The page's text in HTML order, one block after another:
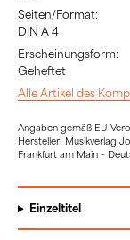
Seiten/Format:
DIN A 4
Erscheinungsform:
Geheftet
Alle Artikel des
Angaben gemäß EU-
Hersteller: Musikverlag
Frankfurt am Main –
Einzeltitel